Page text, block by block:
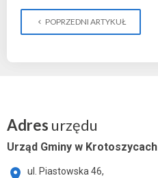
POPRZEDNI ARTYKUŁ
Adres urzędu
Urząd Gminy w Krotoszycach
ul. Piastowska 46,